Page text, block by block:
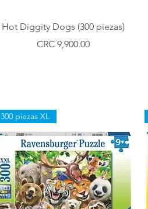
Vista rápida
Hot Diggity Dogs (300 piezas)
Precio
CRC 9,900.00
300 piezas XL